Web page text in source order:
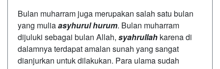
Bulan muharram juga merupakan salah satu bulan
yang muliaasyhurul hurum. Bulan muharram
dijuluki sebagai bulan Allah, syahrullah karena di
dalamnya terdapat amalan sunah yang sangat
dianjurkan untuk dilakukan. Para ulama sudah